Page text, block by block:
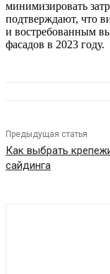
минимизировать
подтверждают, что
и востребованным
фасадов в 2023 году.
Предыдущая статья
Как выбрать
сайдинга